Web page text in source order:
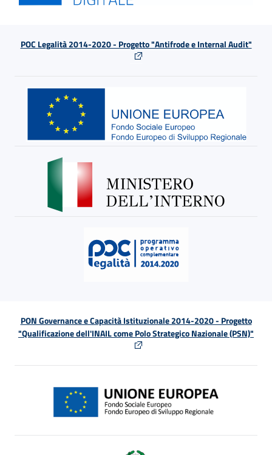
POC Legalità 2014-2020 - Progetto "Antifrode e Internal Audit"
PON Governance e Capacità Istituzionale 2014-2020 - Progetto
"Qualificazione dell'INAIL come Polo Strategico Nazionale (PSN)"